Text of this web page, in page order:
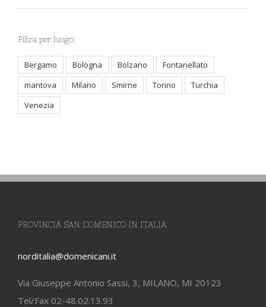
Filtra per luogo:
Bergamo Bologna Bolzano
Fontanellato
mantova
Milano Smirne Torino
Turchia
Venezia
PROVINCIA SAN DOMENICO IN ITALIA
norditalia@domenicani.it
Via Giuseppe Antonio Sassi, 3, MILANO, MI 20123
Tel/Fax 02-48.02.13.93